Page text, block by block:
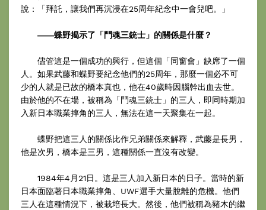
說：「拜託，讓我們再沉浸在25周年紀念中一會兒吧。」
――蝶野揭示了「鬥魂三銃士」的關係是什麼？
儘管這是一個成功的興行，但這個「同窗會」缺席了一個
人。如果武藤和蝶野要紀念他們的25周年，那麼一個必不可
少的人就是已故的橋本真也，他在40歲時因腦幹出血去世。
由於他的不在場，被稱為「鬥魂三銃士」的三人，即同時期加
入新日本職業摔角的三人，無法在這一天聚集在一起。
蝶野把這三人的關係比作兄弟關係來解釋，武藤是長男，
他是次男，橋本是三男，這種關係一直沒有改變。
1984年4月21日。這是三人加入新日本的日子。當時的新
日本面臨著日本職業摔角、UWF選手大量脫離的危機。他們
三人在這種情況下，被栽培長大。然後，他們被稱為豬木的繼